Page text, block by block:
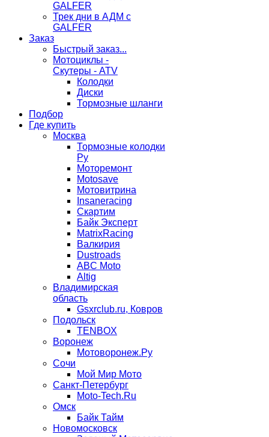
GALFER
Трек дни в АДМ с
GALFER
Заказ
Быстрый заказ...
Мотоциклы -
Скутеры - ATV
Колодки
Диски
Тормозные шланги
Подбор
Где купить
Москва
Тормозные колодки
Ру
Моторемонт
Motosave
Мотовитрина
Insaneracing
Скартим
Байк Эксперт
MatrixRacing
Валкирия
Dustroads
ABC Moto
Altig
Владимирская
область
Gsxrclub.ru, Ковров
Подольск
TENBOX
Воронеж
Мотоворонеж.Ру
Сочи
Мой Мир Мото
Санкт-Петербург
Moto-Tech.Ru
Омск
Байк Тайм
Новомосковск